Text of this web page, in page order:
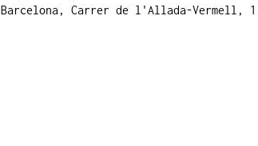
Barcelona, Carrer de l'Allada-Vermell,